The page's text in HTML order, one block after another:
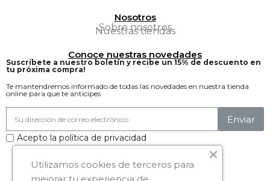
Nosotros
Sobre nosotros
Nuestras tiendas
Conoce nuestras novedades
Suscríbete a nuestro boletín y recibe un 15% de descuento en
tu próxima compra!
Te mantendremos informado de todas las novedades en nuestra tienda
online para que te anticipes
Enviar
Acepto la política de privacidad
Síguenos:
Utilizamos cookies de terceros para